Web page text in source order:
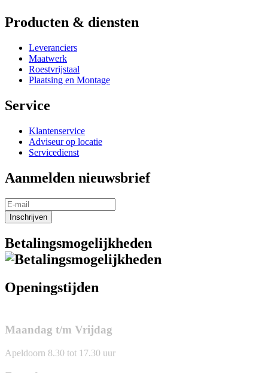
Producten & diensten
Leveranciers
Maatwerk
Roestvrijstaal
Plaatsing en Montage
Service
Klantenservice
Adviseur op locatie
Servicedienst
Aanmelden nieuwsbrief
Inschrijven
Betalingsmogelijkheden
Openingstijden
Maandag t/m Vrijdag
Apeldoorn 8.30 tot 17.30 uur